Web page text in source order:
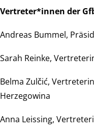
Vertreter*innen der
Andreas Bummel,
Sarah Reinke,
Belma Zulčić,
Herzegowina
Anna Leissing,